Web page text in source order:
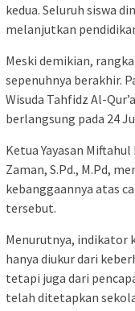
kedua. Seluruh siswa
melanjutkan
Meski demikian,
sepenuhnya berakhir.
Wisuda Tahfidz Al-
berlangsung pada 24
Ketua Yayasan
Zaman, S.Pd., M.Pd,
kebanggaannya atas
tersebut.
Menurutnya, indikator
hanya diukur dari
tetapi juga dari
telah ditetapkan